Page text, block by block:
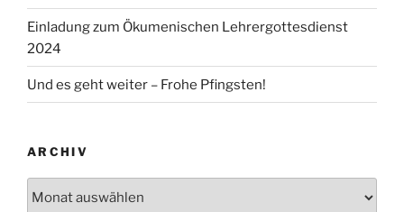
Einladung zum Ökumenischen Lehrergottesdienst
2024
Und es geht weiter – Frohe Pfingsten!
ARCHIV